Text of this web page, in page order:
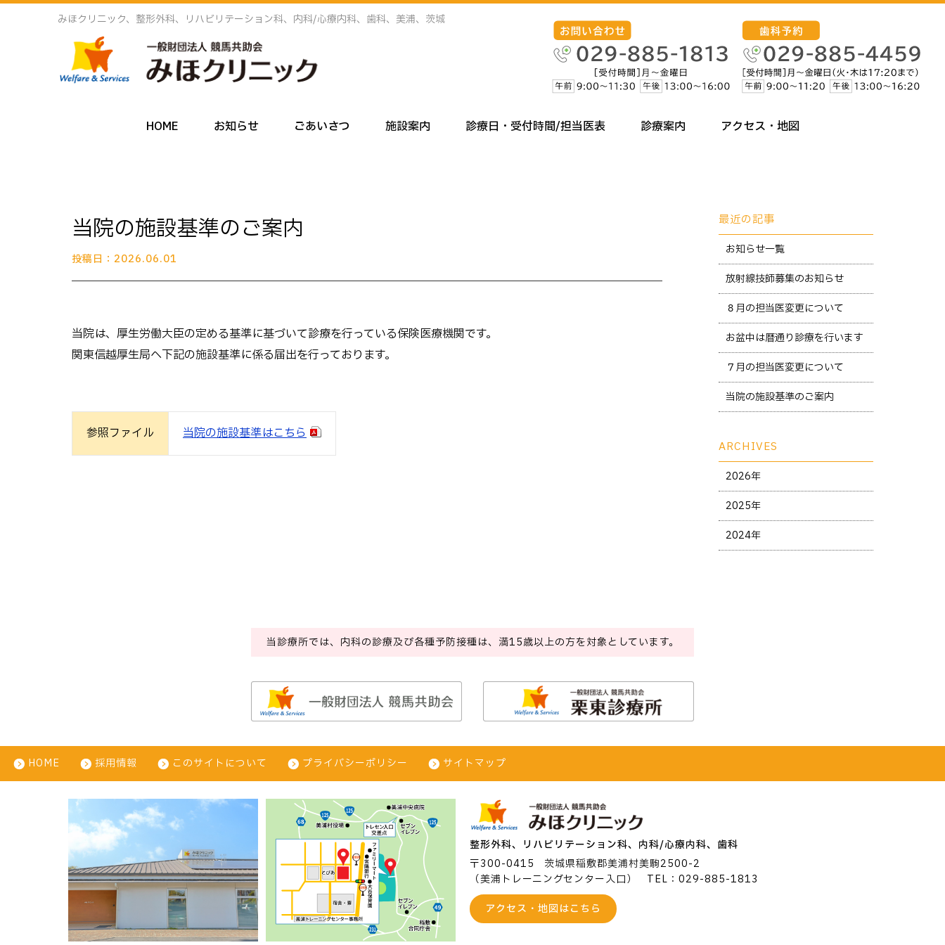
みほクリニック、整形外科、リハビリテーション科、内科/心療内科、歯科、美浦、茨城
HOME お知らせ ごあいさつ 施設案内 診療日・受付時間/担当医表 診療案内 アクセス・地図
当院の施設基準のご案内
投稿日：2026.06.01
当院は、厚生労働大臣の定める基準に基づいて診療を行っている保険医療機関です。
関東信越厚生局へ下記の施設基準に係る届出を行っております。
参照ファイル 当院の施設基準はこちら
最近の記事
お知らせ一覧
放射線技師募集のお知らせ
８月の担当医変更について
お盆中は暦通り診療を行います
７月の担当医変更について
当院の施設基準のご案内
ARCHIVES
2026年
2025年
2024年
当診療所では、内科の診療及び各種予防接種は、 満15歳以上の方を対象としています。
HOME 採用情報 このサイトについて プライバシーポリシー サイトマップ
整形外科、リハビリテーション科、内科/心療内科、歯科
〒300-0415
茨城県稲敷郡美浦村美駒2500-2
（美浦トレーニングセンター入口）
TEL：029-885-1813
アクセス・地図はこちら